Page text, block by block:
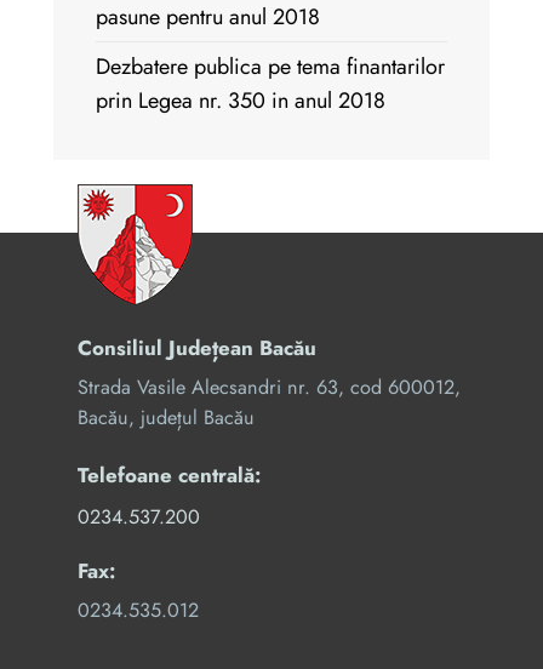
pasune pentru anul 2018
Dezbatere publica pe tema finantarilor
prin Legea nr. 350 in anul 2018
Consiliul Județean Bacău
Strada Vasile Alecsandri nr. 63, cod 600012,
Bacău, județul Bacău
Telefoane centrală:
0234.537.200
Fax:
0234.535.012